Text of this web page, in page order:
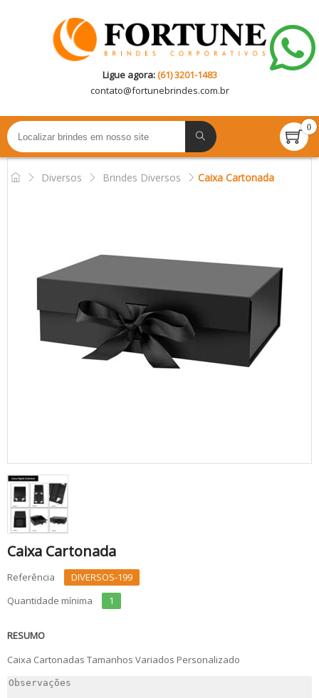
Ligue agora:(61) 3201-1483
contato@fortunebrindes.com.br
0
Diversos Brindes Diversos Caixa Cartonada
Caixa Cartonada
Referência
DIVERSOS-199
Quantidade mínima
1
RESUMO
Caixa Cartonadas Tamanhos Variados Personalizado